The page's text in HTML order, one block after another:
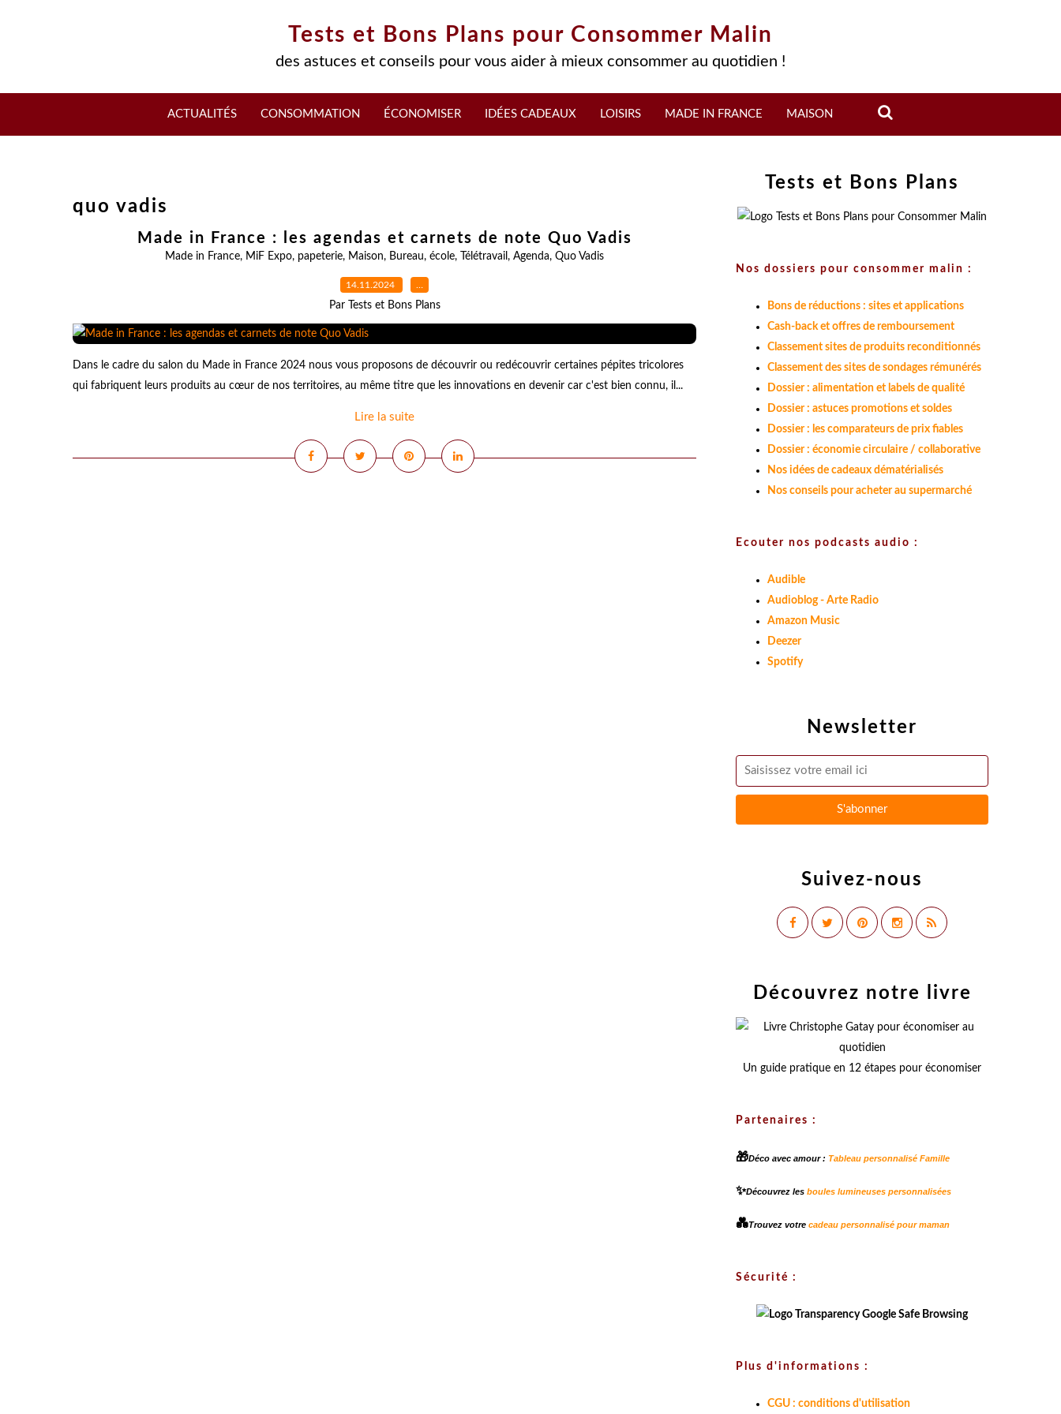
Tests et Bons Plans pour Consommer Malin
des astuces et conseils pour vous aider à mieux consommer au quotidien !
ACTUALITÉS CONSOMMATION ÉCONOMISER IDÉES CADEAUX LOISIRS MADE IN FRANCE MAISON
quo vadis
Made in France : les agendas et carnets de note Quo Vadis
Made in France, MiF Expo, papeterie, Maison, Bureau, école, Télétravail , Agenda, Quo Vadis
14.11.2024 …
Par Tests et Bons Plans
Dans le cadre du salon du Made in France 2024 nous vous proposons de découvrir ou redécouvrir certaines pépites tricolores
qui fabriquent leurs produits au cœur de nos territoires, au même titre que les innovations en devenir car c'est bien connu, il...
Lire la suite
Newsletter
Suivez-nous
Tests et Bons Plans
Nos dossiers pour consommer malin :
Bons de réductions : sites et applications
Cash-back et offres de remboursement
Classement sites de produits reconditionnés
Classement des sites de sondages rémunérés
Dossier : alimentation et labels de qualité
Dossier : astuces promotions et soldes
Dossier : les comparateurs de prix fiables
Dossier : économie circulaire / collaborative
Nos idées de cadeaux dématérialisés
Nos conseils pour acheter au supermarché
Ecouter nos podcasts audio :
Audible
Audioblog - Arte Radio
Amazon Music
Deezer
Spotify
Découvrez notre livre
Un guide pratique en 12 étapes pour économiser
Partenaires :
🎁Déco avec amour : Tableau personnalisé Famille
✨Découvrez les boules lumineuses personnalisées
💑Trouvez votre cadeau personnalisé pour maman
Sécurité :
Plus d'informations :
CGU : conditions d'utilisation